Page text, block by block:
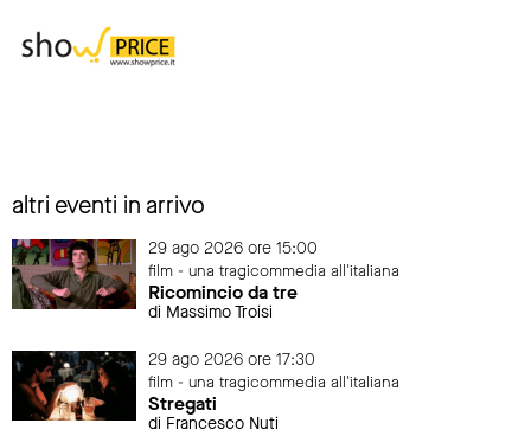
altri eventi in arrivo
29 ago 2026 ore 15:00
film - una tragicommedia all'italiana
Ricomincio da tre
di Massimo Troisi
29 ago 2026 ore 17:30
film - una tragicommedia all'italiana
Stregati
di Francesco Nuti